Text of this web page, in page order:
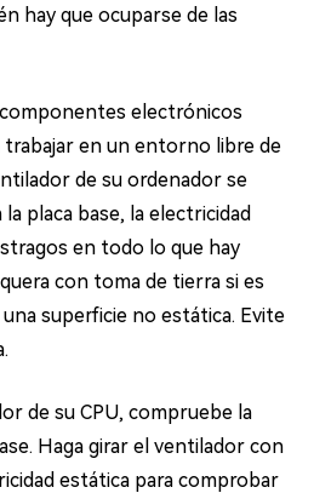
hay que ocuparse de las
electrónicos
en un entorno libre de
de su ordenador se
placa base, la electricidad
en todo lo que hay
con toma de tierra si es
superficie no estática. Evite
de su CPU, compruebe la
Haga girar el ventilador con
estática para comprobar